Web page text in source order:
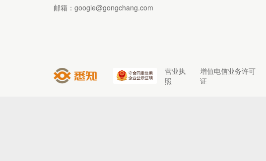
邮箱： google@gongchang.com
营业执
照
增值电信业务许可
证